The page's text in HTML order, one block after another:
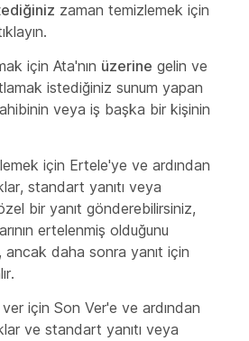
zaman temizlemek için
için Ata'nın üzerine gelin ve
istediğiniz sunum yapan
veya iş başka bir kişinin
için Ertele'ye ve ardından
standart yanıtı veya
özel bir yanıt gönderebilirsiniz,
ertelenmiş olduğunu
ancak daha sonra yanıt için
için Son Ver'e ve ardından
ve standart yanıtı veya